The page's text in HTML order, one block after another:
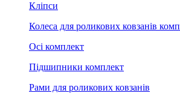
Кліпси
Колеса для роликових ковзанів
Осі комплект
Підшипники комплект
Рами для роликових ковзанів